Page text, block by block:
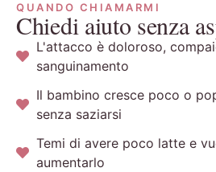
QUANDO CHIAMARMI
Chiedi aiuto senza
L'attacco è doloroso,
sanguinamento
Il bambino cresce poco o
senza saziarsi
Temi di avere poco latte e
aumentarlo